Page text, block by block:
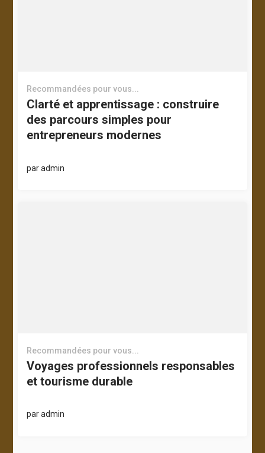
Recommandées pour vous...
Clarté et apprentissage : construire
des parcours simples pour
entrepreneurs modernes
paradmin
Recommandées pour vous...
Voyages professionnels responsables
et tourisme durable
paradmin